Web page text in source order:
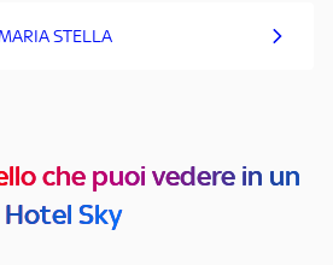
STELLA
che puoi vedere in un
Hotel Sky